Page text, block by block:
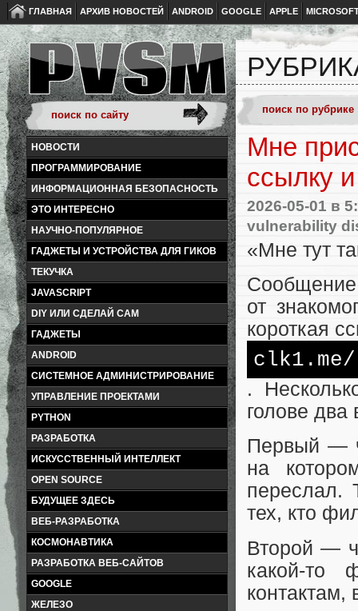
ГЛАВНАЯ АРХИВ НОВОСТЕЙ ANDROID GOOGLE APPLE
НОВОСТИ
ПРОГРАММИРОВАНИЕ
ИНФОРМАЦИОННАЯ БЕЗОПАСНОСТЬ
ЭТО ИНТЕРЕСНО
НАУЧНО-ПОПУЛЯРНОЕ
ГАДЖЕТЫ И УСТРОЙСТВА ДЛЯ ГИКОВ
ТЕКУЧКА
JAVASCRIPT
DIY ИЛИ СДЕЛАЙ САМ
ГАДЖЕТЫ
ANDROID
СИСТЕМНОЕ АДМИНИСТРИРОВАНИЕ
УПРАВЛЕНИЕ ПРОЕКТАМИ
PYTHON
РАЗРАБОТКА
ИСКУССТВЕННЫЙ ИНТЕЛЛЕКТ
OPEN SOURCE
БУДУЩЕЕ ЗДЕСЬ
ВЕБ-РАЗРАБОТКА
КОСМОНАВТИКА
РАЗРАБОТКА ВЕБ-САЙТОВ
GOOGLE
ЖЕЛЕЗО
Мне
ссылку
2026-05-01 в
vulnerability
«Мне тут
Сообщение
от
короткая
clk1.me/
.
голове два
Первый —
на
переслал.
тех, кто
Второй —
какой-то
контактам,